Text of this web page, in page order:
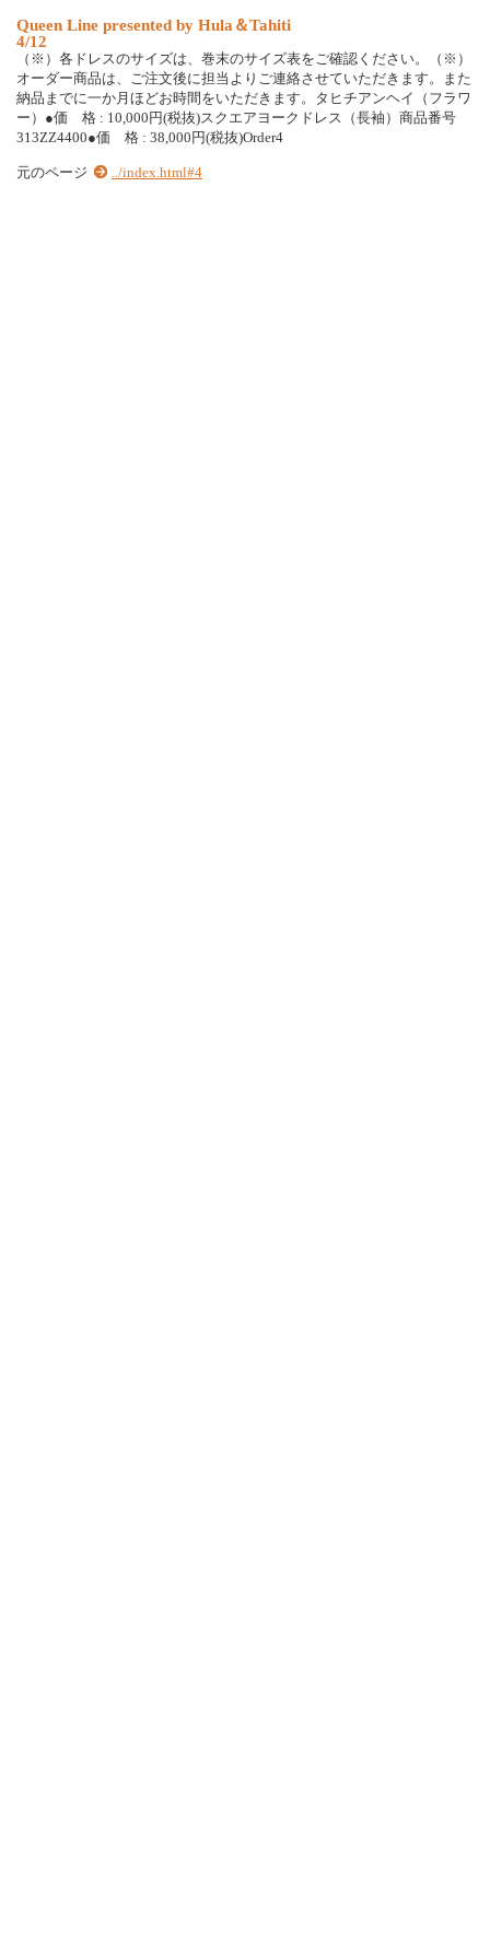
Queen Line presented by Hula＆Tahiti
4/12
（※）各ドレスのサイズは、巻末のサイズ表をご確認ください。（※）
オーダー商品は、ご注文後に担当よりご連絡させていただきます。また
納品までに一か月ほどお時間をいただきます。タヒチアンヘイ（フラワ
ー）●価 格 : 10,000円(税抜)スクエアヨークドレス（長袖）商品番号
313ZZ4400●価 格 : 38,000円(税抜)Order4
元のページ ../index.html#4